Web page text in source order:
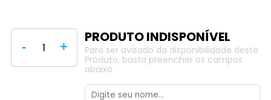
- +
Para ser avisado da disponibilidade deste
Produto, basta preencher os campos
abaixo.